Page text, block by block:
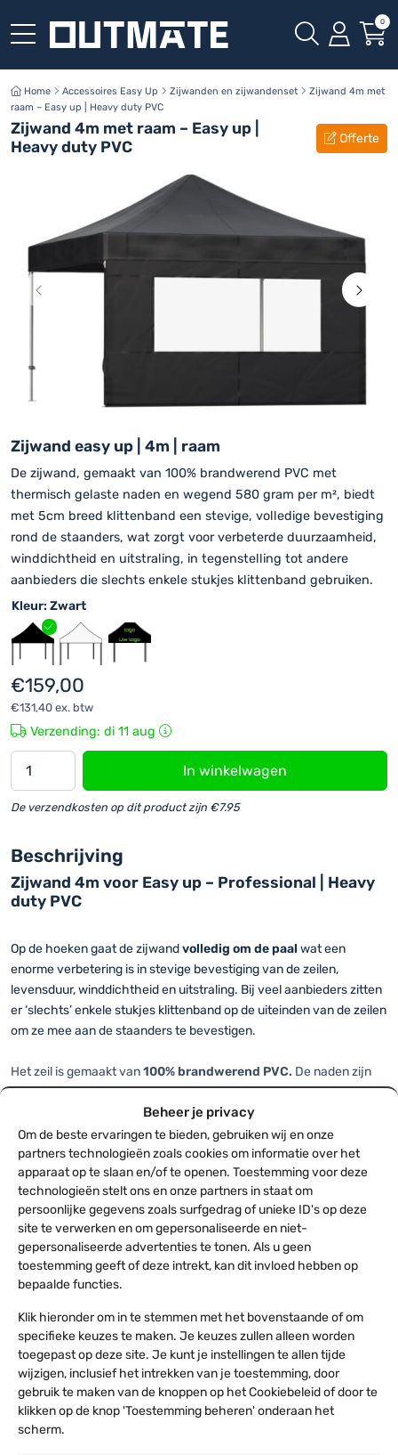
Beheer je privacy
Om de beste ervaringen te bieden, gebruiken wij en onze
partners technologieën zoals cookies om informatie over het
apparaat op te slaan en/of te openen. Toestemming voor deze
technologieën stelt ons en onze partners in staat om
persoonlijke gegevens zoals surfgedrag of unieke ID's op deze
site te verwerken en om gepersonaliseerde en niet-
gepersonaliseerde advertenties te tonen. Als u geen
toestemming geeft of deze intrekt, kan dit invloed hebben op
bepaalde functies.
Klik hieronder om in te stemmen met het bovenstaande of om
specifieke keuzes te maken. Je keuzes zullen alleen worden
toegepast op deze site. Je kunt je instellingen te allen tijde
wijzigen, inclusief het intrekken van je toestemming, door
gebruik te maken van de knoppen op het Cookiebeleid of door te
klikken op de knop 'Toestemming beheren' onderaan het
scherm.
0
Home Accessoires Easy Up Zijwanden en zijwandenset
Zijwand 4m met
raam – Easy up | Heavy duty PVC
Zijwand 4m met raam – Easy up |
Heavy duty PVC
Offerte
Zijwand easy up | 4m | raam
De zijwand, gemaakt van 100% brandwerend PVC met
thermisch gelaste naden en wegend 580 gram per m², biedt
met 5cm breed klittenband een stevige, volledige bevestiging
rond de staanders, wat zorgt voor verbeterde duurzaamheid,
winddichtheid en uitstraling, in tegenstelling tot andere
aanbieders die slechts enkele stukjes klittenband gebruiken.
Kleur: Zwart
€159,00
€131,40 ex. btw
Verzending: di 11 aug
met
Easy
up
|
duty
PVC
hoeveelheid
In winkelwagen
De verzendkosten op dit product zijn €7.95
Beschrijving
Zijwand 4m voor Easy up – Professional | Heavy
duty PVC
Op de hoeken gaat de zijwandvolledig om de paal wat een
enorme verbetering is in stevige bevestiging van de zeilen,
levensduur, winddichtheid en uitstraling. Bij veel aanbieders zitten
er ‘slechts’ enkele stukjes klittenband op de uiteinden van de zeilen
om ze mee aan de staanders te bevestigen.
Het zeil is gemaakt van100% brandwerend PVC. De naden zijn
volledigthermisch gelast. Aan zowel de bovenzijde als zijkanten
beschikt het zeil over maar liefst 5cm breed degelijk klittenband
waarmee ze zeer solide kunnen worden vastgezet aan het dakzeil.
Zijwand met raam
Groot raam met veel lichtinval
Sterke heldere raamfolie
1 raam
Raam: 253,5cm x 106cm
Hoogte raam vanaf de grond: 88cm
Ruimte naast het raam: 75cm
Alle kwaliteiten op een rijtje
Lees meer
Specificaties
Gewicht en afmetingen
Gewicht
16 kg
Afmetingen
400 × 215 cm
Artikelnummer
Kleur full-colour-bedrukking-